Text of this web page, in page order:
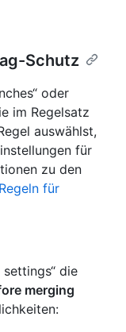
Schutz
oder
im Regelsatz
auswählst,
für
zu den
für
die
merging